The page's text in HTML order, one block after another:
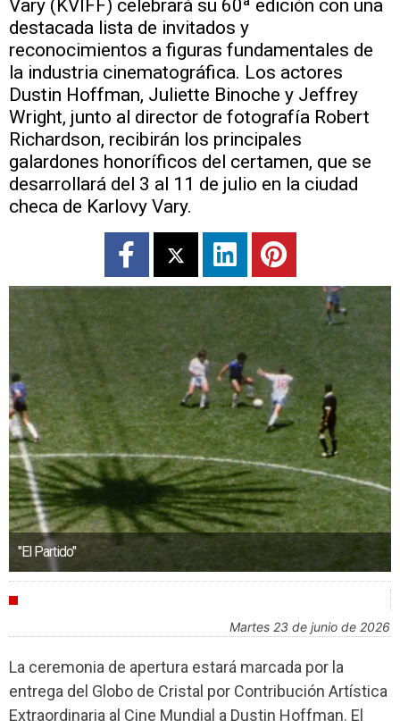
Vary (KVIFF) celebrará su 60ª edición con una
destacada lista de invitados y
reconocimientos a figuras fundamentales de
la industria cinematográfica. Los actores
Dustin Hoffman, Juliette Binoche y Jeffrey
Wright, junto al director de fotografía Robert
Richardson, recibirán los principales
galardones honoríficos del certamen, que se
desarrollará del 3 al 11 de julio en la ciudad
checa de Karlovy Vary.
"El Partido"
martes 23 de junio de 2026
La ceremonia de apertura estará marcada por la
entrega del Globo de Cristal por Contribución Artística
Extraordinaria al Cine Mundial a Dustin Hoffman. El